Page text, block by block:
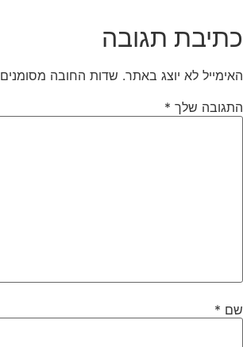
תגובה
לא יוצג באתר. שדות החובה מסומנים*
שלך*
*